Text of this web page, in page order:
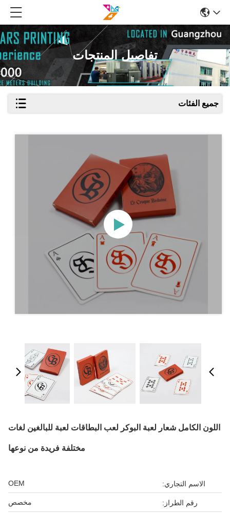
تفاصيل المنتجات
جميع الفئات
اللون الكامل شعار لعبة البوكر لعب البطاقات لعبة للبالغين لغات
مختلفة فريدة من نوعها
الاسم التجاري: OEM
رقم الطراز: مخصص